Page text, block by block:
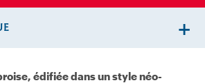
édifiée dans un style néo-